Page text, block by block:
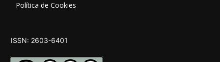
Política de Cookies
ISSN: 2603-6401